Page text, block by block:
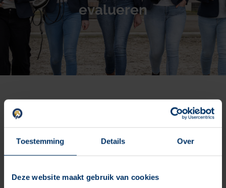
Toestemming Details Over
Deze website maakt gebruik van cookies
evalueren
Een kleine greep uit onze
projecten
klanten hebben behaald. Hoewel we niet alles kunnen